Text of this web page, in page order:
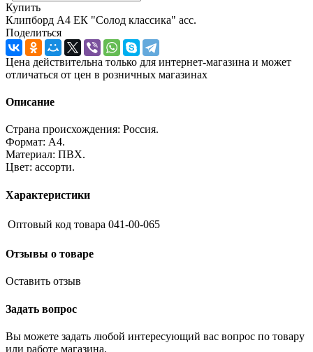
Купить
Клипборд А4 ЕК "Солод классика" асс.
Поделиться
Цена действительна только для интернет-магазина и может
отличаться от цен в розничных магазинах
Описание
Страна происхождения: Россия.
Формат: А4.
Материал: ПВХ.
Цвет: ассорти.
Характеристики
Оптовый код товара 041-00-065
Отзывы о товаре
Оставить отзыв
Задать вопрос
Вы можете задать любой интересующий вас вопрос по товару
или работе магазина.